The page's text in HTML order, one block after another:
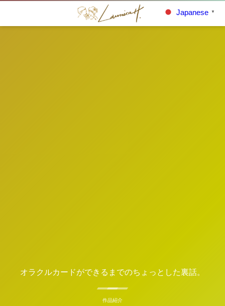
オラクルカードができるまでのちょっとした裏話。
作品紹介
Japanese ▼